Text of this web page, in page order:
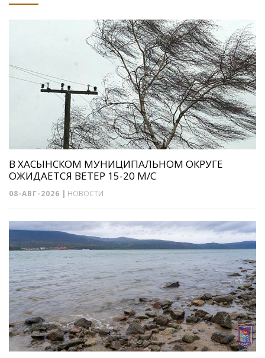
В ХАСЫНСКОМ МУНИЦИПАЛЬНОМ ОКРУГЕ
ОЖИДАЕТСЯ ВЕТЕР 15-20 М/С
08-АВГ-2026 | НОВОСТИ